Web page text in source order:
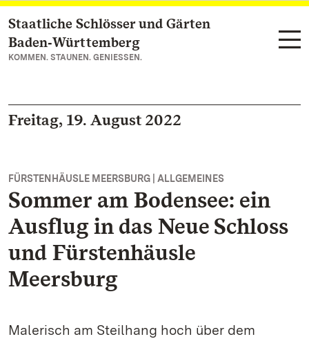
Zum Hauptinhalt springen
Staatliche Schlösser und Gärten
Baden‑Württemberg
KOMMEN. STAUNEN. GENIESSEN.
Freitag, 19. August 2022
FÜRSTENHÄUSLE MEERSBURG | ALLGEMEINES
Sommer am Bodensee: ein
Ausflug in das Neue Schloss
und Fürstenhäusle
Meersburg
Malerisch am Steilhang hoch über dem